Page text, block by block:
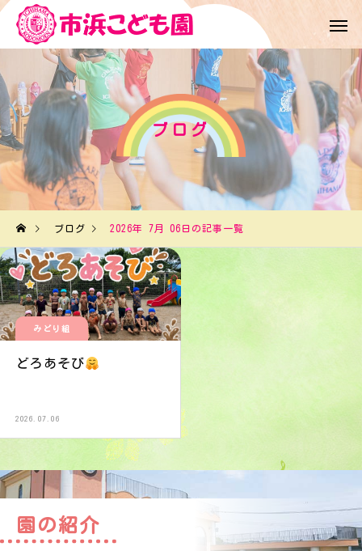
ブログ
ブログ 2026年 7月 06日の記事一覧
みどり組
どろあそび
2026.07.06
園の紹介